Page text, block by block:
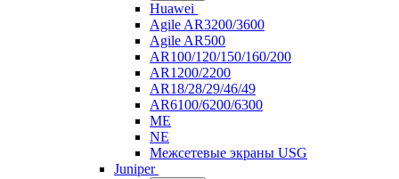
Huawei
Agile AR3200/3600
Agile AR500
AR100/120/150/160/200
AR1200/2200
AR18/28/29/46/49
AR6100/6200/6300
ME
NE
Межсетевые экраны USG
Juniper